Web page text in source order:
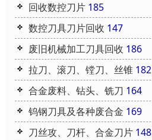
回收数控刀片 185
数控刀具刀片回收 147
废旧机械加工刀具回收 186
拉刀、滚刀、镗刀、丝锥 182
合金废料、钻头、铣刀 164
钨钢刀具及各种废合金 169
刀丝攻、刀杆、合金刀片 148